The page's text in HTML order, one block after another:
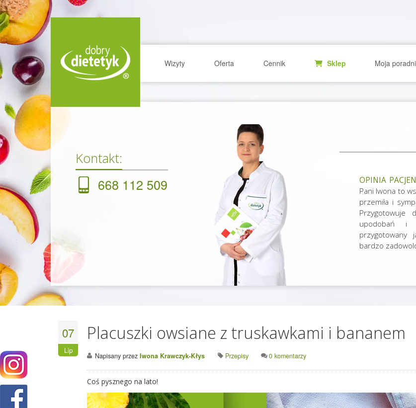
Wizyty Oferta Cennik Sklep Moja
Kontakt:
668 112 509 OPINIA
Pani Iwona to
przemiła i
Przygotowuje
upodobań i
przygotowany
bardzo
07
Lip
Placuszki owsiane z truskawkami i bananem
Napisany przez Iwona Krawczyk-Kłys Przepisy 0 komentarzy
Coś pysznego na lato!